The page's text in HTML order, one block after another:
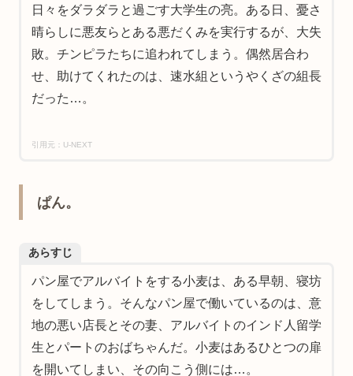
日々をダラダラと過ごす大学生の亮。ある日、憂さ
晴らしに悪友らとある悪だくみを実行するが、大失
敗。チンピラたちに追われてしまう。偶然居合わ
せ、助けてくれたのは、速水組というやくざの組長
だった…。
引用元：U-NEXT
ぱん。
あらすじ
パン屋でアルバイトをする小麦は、ある早朝、寝坊
をしてしまう。そんなパン屋で働いているのは、意
地の悪い店長とその妻、アルバイトのインド人留学
生とパートのおばちゃんだ。小麦はあるひとつの扉
を開いてしまい、その向こう側には…。